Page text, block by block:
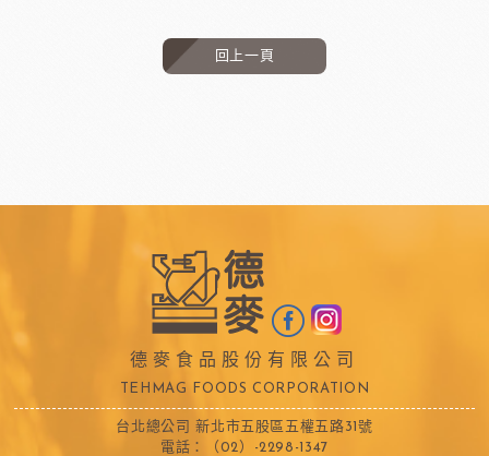
回上一頁
德麥食品股份有限公司
TEHMAG FOODS CORPORATION
台北總公司 新北市五股區五權五路31號
電話：（02）-2298-1347